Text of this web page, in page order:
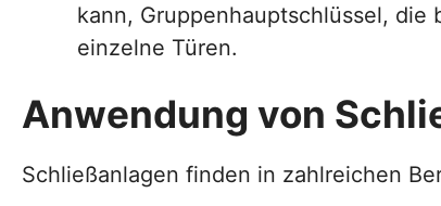
kann, Gruppenhauptschlüssel,
einzelne Türen.
Anwendung von
Schließanlagen finden in zahlreichen